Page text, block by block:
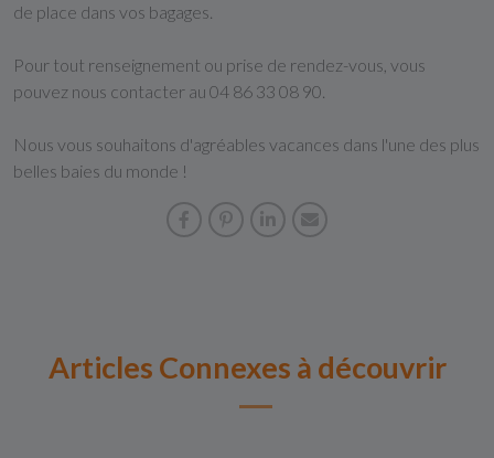
de place dans vos bagages.
Pour tout renseignement ou prise de rendez-vous, vous
pouvez nous contacter au 04 86 33 08 90.
Nous vous souhaitons d'agréables vacances dans l'une des plus
belles baies du monde !
Articles Connexes à découvrir